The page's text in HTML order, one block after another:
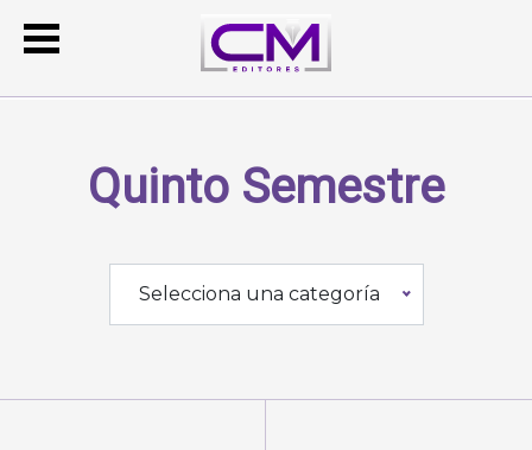
Quinto Semestre
Selecciona una categoría